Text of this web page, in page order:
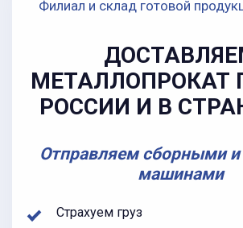
Филиал и склад готовой
МЕТАЛЛОПРОКАТ
РОССИИ И В
Отправляем сборными
машинами
Страхуем груз